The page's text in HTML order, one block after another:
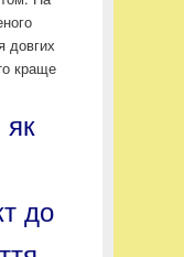
довгих
краще
як
до